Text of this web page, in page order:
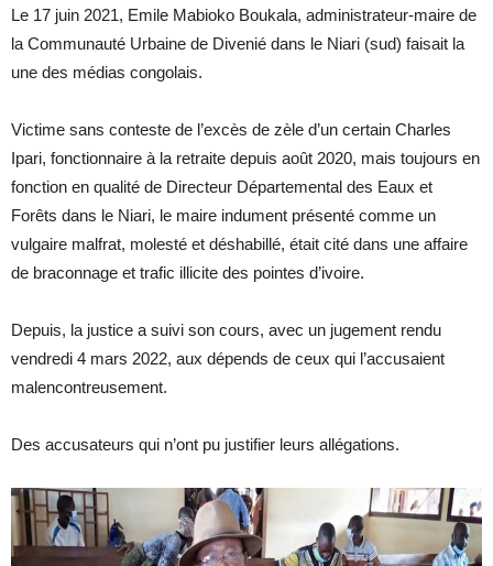
Le 17 juin 2021, Emile Mabioko Boukala, administrateur-maire de
la Communauté Urbaine de Divenié dans le Niari (sud) faisait la
une des médias congolais.
Victime sans conteste de l’excès de zèle d’un certain Charles
Ipari, fonctionnaire à la retraite depuis août 2020, mais toujours en
fonction en qualité de Directeur Départemental des Eaux et
Forêts dans le Niari, le maire indument présenté comme un
vulgaire malfrat, molesté et déshabillé, était cité dans une affaire
de braconnage et trafic illicite des pointes d’ivoire.
Depuis, la justice a suivi son cours, avec un jugement rendu
vendredi 4 mars 2022, aux dépends de ceux qui l’accusaient
malencontreusement.
Des accusateurs qui n’ont pu justifier leurs allégations.